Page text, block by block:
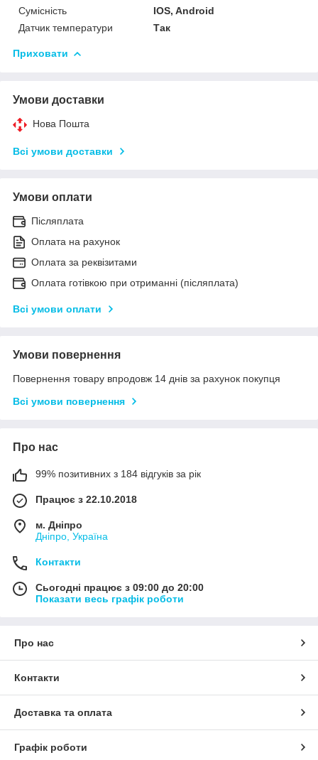
Сумісність
IOS, Android
Датчик температури
Так
Приховати
Умови доставки
Нова Пошта
Всі умови доставки
Умови оплати
Післяплата
Оплата на рахунок
Оплата за реквізитами
Оплата готівкою при отриманні (післяплата)
Всі умови оплати
Умови повернення
Повернення товару впродовж 14 днів за рахунок покупця
Всі умови повернення
Про нас
99% позитивних з 184 відгуків за рік
Працює з 22.10.2018
м. Дніпро
Дніпро, Україна
Контакти
Сьогодні працює з 09:00 до 20:00
Показати весь графік роботи
Про нас
Контакти
Доставка та оплата
Графік роботи